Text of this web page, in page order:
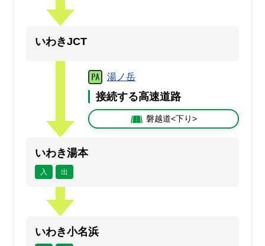
いわきJCT
湯ノ岳
接続する高速道路
磐越道<下り>
いわき湯本
入 出
いわき小名浜